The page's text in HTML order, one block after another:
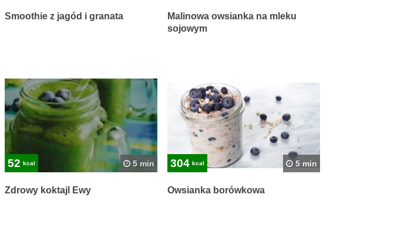
Smoothie z jagód i granata
Malinowa owsianka na mleku
sojowym
52 kcal 5 min
Zdrowy koktajl Ewy
304 kcal 5 min
Owsianka borówkowa